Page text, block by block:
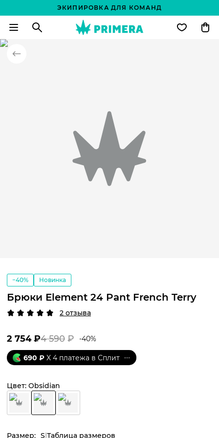
ЭКИПИРОВКА ДЛЯ КОМАНД
−40% Новинка
Брюки Element 24 Pant French Terry
2 отзыва
4 590 ₽
2 754 ₽ -40%
690 ₽ X 4 платежа в Сплит
Цвет: Obsidian
Размер: S Таблица размеров